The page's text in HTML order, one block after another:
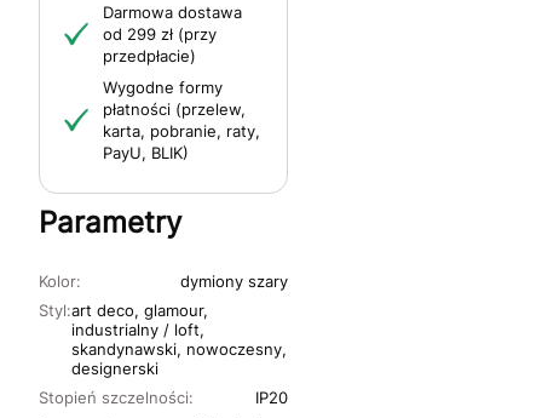
Darmowa dostawa
od 299 zł (przy
przedpłacie)
Wygodne formy
płatności (przelew,
karta, pobranie, raty,
PayU, BLIK)
Parametry
Kolor: dymiony szary
Stopień szczelności:
IP20
Styl:art deco, glamour,
industrialny / loft,
skandynawski, nowoczesny,
designerski